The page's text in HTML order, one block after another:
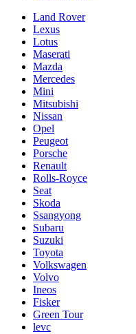
Land Rover
Lexus
Lotus
Maserati
Mazda
Mercedes
Mini
Mitsubishi
Nissan
Opel
Peugeot
Porsche
Renault
Rolls-Royce
Seat
Skoda
Ssangyong
Subaru
Suzuki
Toyota
Volkswagen
Volvo
Ineos
Fisker
Green Tour
levc